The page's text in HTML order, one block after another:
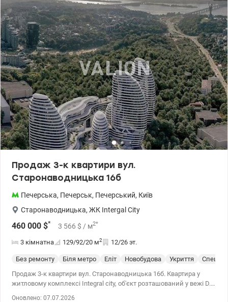
санвузла, гардероб). В квартирі новий дизайнерський
ремонт,техніка преміум сегменту. Продумано все до дрібниць. В
квартирі все нове, ніхто не жив. Переваги розташування ЖК:
фасад будинку утеплений комбінованою системою утеплення
від провідних виробників; Вікна панорамні. висота стелі - 3 м.;
оздоблення коридорів та холів виконане з керамограніту;
підземний паркінг з прямим доступом до ліфту; рецепція та
зона - лоббі; охорона 24/7 , відеоспостереження; в будинку 3
безшумні скоросні ліфти фірмы KENO (Фінляндія), двухрівневий
паркінг. закрита територія, въїзд тільки при наявності ключа.
Відмінно розвинена інфраструктура Анна +380974319290 Ціна
444000 у.о. valion.ua/1017350
Продаж 3-к квартири вул.
Старонаводницька 16б
Печерська, Печерськ, Печерський, Київ
Старонаводницька, ЖК Intergal City
460 000 $* 3 566 $ / м2*
3 кімнатна 129/92/20 м2 12/26 эт.
Без ремонту Біля метро Еліт Новобудова Укриття
Продаж 3-к квартири вул. Старонаводницька 16б. Квартира у
житловому комплексі Integral city, об'єкт розташований у вежі D.
Оновлено: 07.07.2026